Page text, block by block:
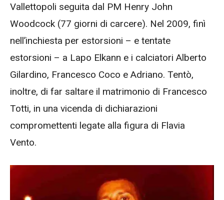
Vallettopoli seguita dal PM Henry John
Woodcock (77 giorni di carcere). Nel 2009, finì
nell’inchiesta per estorsioni – e tentate
estorsioni – a Lapo Elkann e i calciatori Alberto
Gilardino, Francesco Coco e Adriano. Tentò,
inoltre, di far saltare il matrimonio di Francesco
Totti, in una vicenda di dichiarazioni
compromettenti legate alla figura di Flavia
Vento.